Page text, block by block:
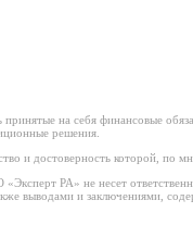
на себя финансовые
решения.
и достоверность которой, по
РА» не несет
выводами и заключениями,